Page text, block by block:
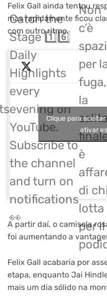
Felix Gall ainda tentou
mas rapidamente ficou
com outro ritmo.
Catch the
Stage 1️⃣6️⃣
Daily
Highlights
every
evening on
YouTube.
Subscribe to
the channel
and turn on
notifications
👀
Non
c’è
per
fuga,
la
è
di
lotta
per il
Clique para
ativar
A partir daí, o camisola
foi aumentando a
Felix Gall acabaria por
etapa, enquanto Jai
mais um dia sólido na